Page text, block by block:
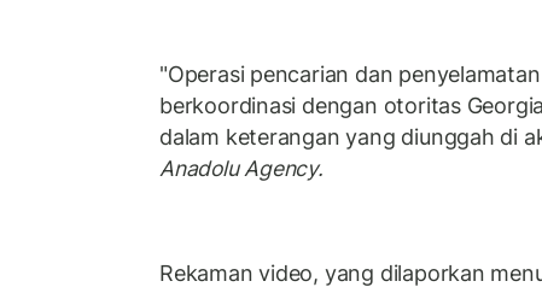
"Operasi pencarian dan
berkoordinasi dengan otoritas
dalam keterangan yang diunggah di
Anadolu Agency.
Rekaman video, yang dilaporkan